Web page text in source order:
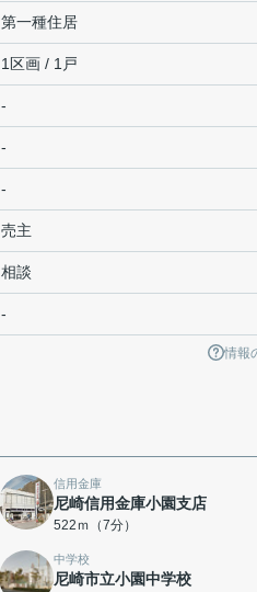
第一種住居
1区画 / 1戸
-
-
-
売主
相談
-
情報
信用金庫
尼崎信用金庫小園支店
522ｍ（7分）
中学校
尼崎市立小園中学校